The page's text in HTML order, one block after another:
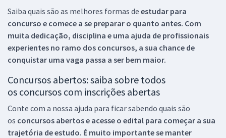
Saiba quais são as melhores formas de estudar para
concurso e comece a se preparar o quanto antes. Com
muita dedicação, disciplina e uma ajuda de profissionais
experientes no ramo dos concursos, a sua chance de
conquistar uma vaga passa a ser bem maior.
Concursos abertos: saiba sobre todos
os concursos com inscrições abertas
Conte com a nossa ajuda para ficar sabendo quais são
os concursos abertos e acesse o edital para começar a sua
trajetória de estudo. É muito importante se manter